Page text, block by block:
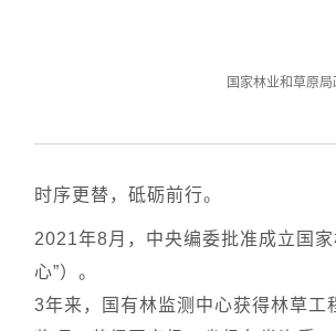
国家林业和草原
时序更替，砥砺前行。
2021年8月，中央编委批准成立国
心”）。
3年来，国有林监测中心获得林草